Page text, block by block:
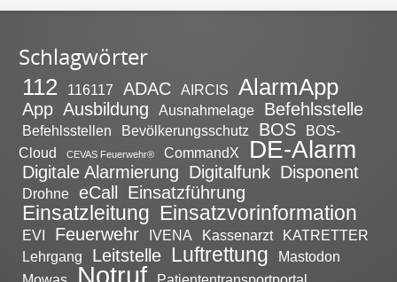
Schlagwörter
112 116117 ADAC AIRCIS AlarmApp
App Ausbildung Ausnahmelage Befehlsstelle
Befehlsstellen Bevölkerungsschutz BOS
BOS-
Cloud
CEVAS Feuerwehr® CommandX DE-Alarm
Digitale Alarmierung Digitalfunk Disponent
Drohne eCall Einsatzführung
Einsatzleitung Einsatzvorinformation
EVI Feuerwehr IVENA Kassenarzt
KATRETTER
Lehrgang
Leitstelle Luftrettung
Mastodon
Notruf